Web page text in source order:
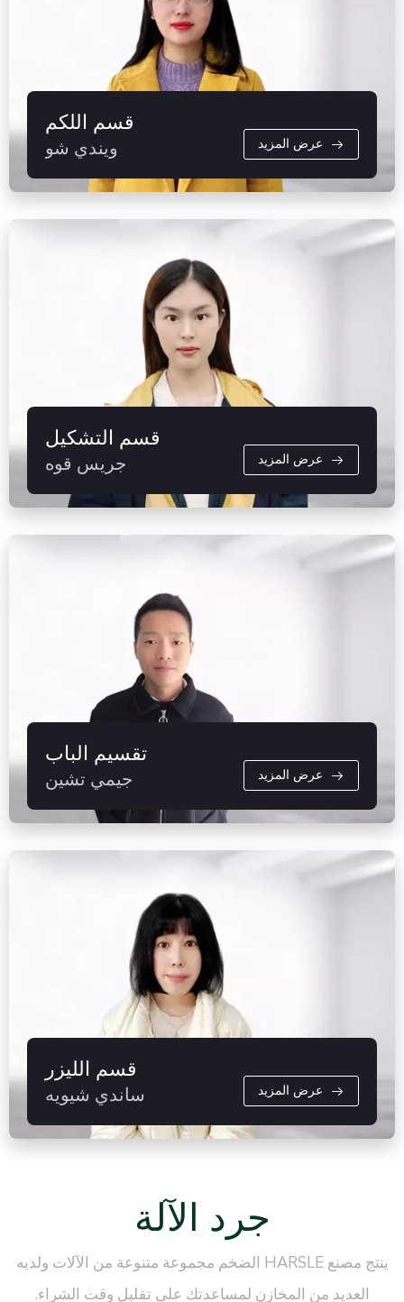
قسم اللكم
ويندي شو عرض المزيد
قسم التشكيل
جريس قوه عرض المزيد
تقسيم الباب
جيمي تشين عرض المزيد
قسم الليزر
ساندي شيويه عرض المزيد
جرد الآلة
ينتج مصنع HARSLE الضخم مجموعة متنوعة من الآلات ولديه
العديد من المخازن لمساعدتك على تقليل وقت الشراء.